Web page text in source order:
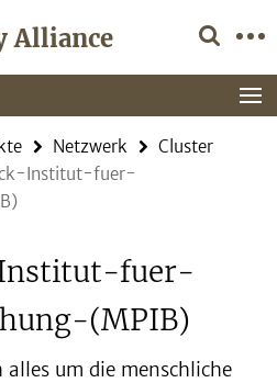
Alliance
Netzwerk
Cluster
Institut-fuer-
fuer-
(MPIB)
um die menschliche